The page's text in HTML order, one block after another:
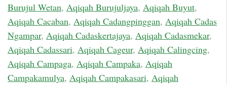
Burujul Wetan, Aqiqah Burujuljaya, Aqiqah Buyut,
Aqiqah Cacaban, Aqiqah Cadangpinggan, Aqiqah Cadas
Ngampar, Aqiqah Cadaskertajaya, Aqiqah Cadasmekar,
Aqiqah Cadassari, Aqiqah Cageur, Aqiqah Calingcing,
Aqiqah Campaga, Aqiqah Campaka, Aqiqah
Campakamulya, Aqiqah Campakasari, Aqiqah